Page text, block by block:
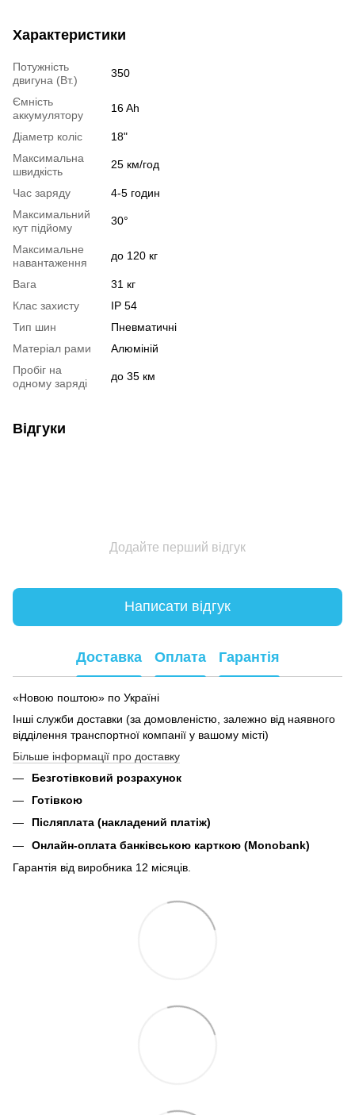
Характеристики
Потужність
двигуна (Вт.)
350
Ємність
аккумулятору
16 Ah
Діаметр коліс
18"
Максимальна
швидкість
25 км/год
Час заряду
4-5 годин
Максимальний
кут підйому
30°
Максимальне
навантаження
до 120 кг
Вага
31 кг
Клас захисту
IP 54
Тип шин
Пневматичні
Матеріал рами
Алюміній
Пробіг на
одному заряді
до 35 км
Відгуки
Додайте перший відгук
Написати відгук
Доставка Оплата Гарантія
«Новою поштою» по Україні
Інші служби доставки (за домовленістю, залежно від наявного
відділення транспортної компанії у вашому місті)
Більше інформації про доставку
Безготівковий розрахунок
Готівкою
Післяплата (накладений платіж)
Онлайн-оплата банківською карткою (Monobank)
Гарантія від виробника 12 місяців.